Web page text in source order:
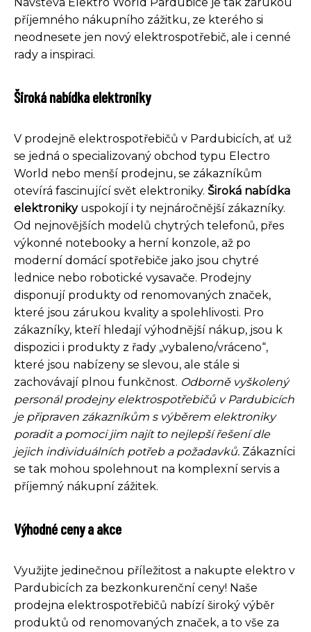
příjemného nákupního zážitku, ze kterého si
neodnesete jen nový elektrospotřebič, ale i cenné
rady a inspiraci.
Široká nabídka elektroniky
V prodejně elektrospotřebičů v Pardubicích, ať už
se jedná o specializovaný obchod typu Electro
World nebo menší prodejnu, se zákazníkům
otevírá fascinující svět elektroniky. Široká nabídka
elektronikyuspokojí i ty nejnáročnější zákazníky.
Od nejnovějších modelů chytrých telefonů, přes
výkonné notebooky a herní konzole, až po
moderní domácí spotřebiče jako jsou chytré
lednice nebo robotické vysavače. Prodejny
disponují produkty od renomovaných značek,
které jsou zárukou kvality a spolehlivosti. Pro
zákazníky, kteří hledají výhodnější nákup, jsou k
dispozici i produkty z řady „vybaleno/vráceno“,
které jsou nabízeny se slevou, ale stále si
zachovávají plnou funkčnost. Odborně vyškolený
personál prodejny elektrospotřebičů v Pardubicích
je připraven zákazníkům s výběrem elektroniky
poradit a pomoci jim najít to nejlepší řešení dle
jejich individuálních potřeb a požadavků. Zákazníci
se tak mohou spolehnout na komplexní servis a
příjemný nákupní zážitek.
Výhodné ceny a akce
Využijte jedinečnou příležitost a nakupte elektro v
Pardubicích za bezkonkurenční ceny! Naše
prodejna elektrospotřebičů nabízí široký výběr
produktů od renomovaných značek, a to vše za